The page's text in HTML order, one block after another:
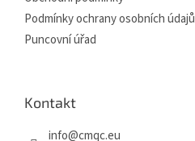
Podmínky ochrany osobních údajů
Puncovní úřad
Kontakt
info@cmqc.eu